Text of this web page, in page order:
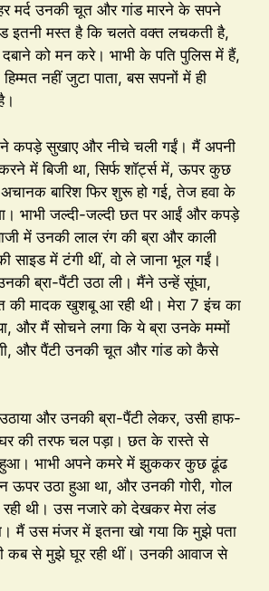
मर्द उनकी चूत और गांड मारने के सपने
इतनी मस्त है कि चलते वक्त लचकती है,
को मन करे। भाभी के पति पुलिस में हैं,
नहीं जुटा पाता, बस सपनों में ही
कपड़े सुखाए और नीचे चली गईं। मैं अपनी
में बिजी था, सिर्फ शॉर्ट्स में, ऊपर कुछ
अचानक बारिश फिर शुरू हो गई, तेज हवा के
भाभी जल्दी-जल्दी छत पर आईं और कपड़े
में उनकी लाल रंग की ब्रा और काली
साइड में टंगी थीं, वो ले जाना भूल गईं।
ब्रा-पैंटी उठा ली। मैंने उन्हें सूंघा,
की मादक खुशबू आ रही थी। मेरा 7 इंच का
और मैं सोचने लगा कि ये ब्रा उनके मम्मों
और पैंटी उनकी चूत और गांड को कैसे
और उनकी ब्रा-पैंटी लेकर, उसी हाफ-
की तरफ चल पड़ा। छत के रास्ते से
भाभी अपने कमरे में झुककर कुछ ढूंढ
ऊपर उठा हुआ था, और उनकी गोरी, गोल
थी। उस नजारे को देखकर मेरा लंड
मैं उस मंजर में इतना खो गया कि मुझे पता
कब से मुझे घूर रही थीं। उनकी आवाज से